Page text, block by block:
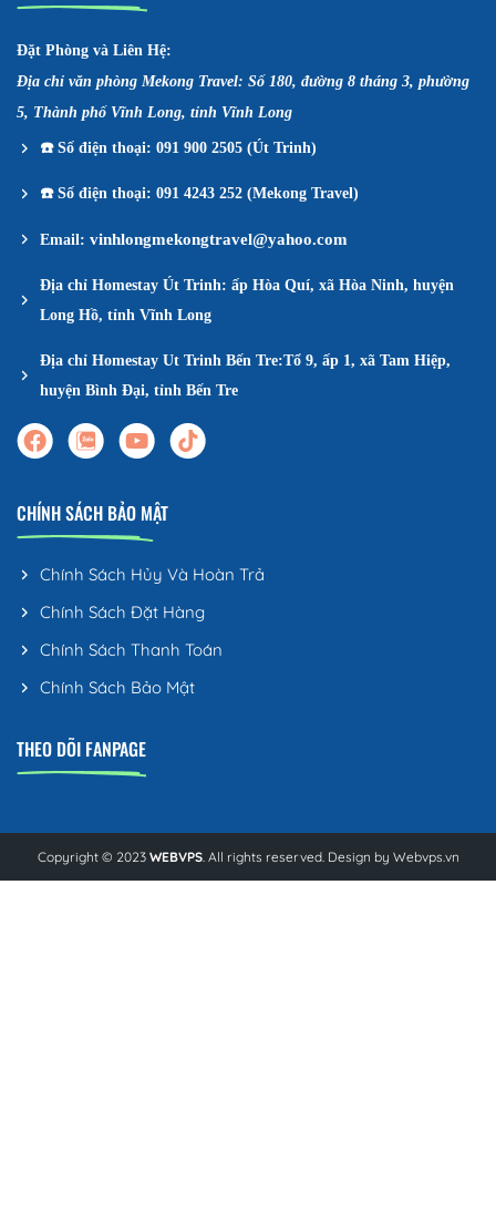
Đặt Phòng và Liên Hệ:
Địa chỉ văn phòng Mekong Travel: Số 180, đường 8 tháng 3, phường
5, Thành phố Vĩnh Long, tỉnh Vĩnh Long
☎️Số điện thoại: 091 900 2505 (Út Trinh)
☎️Số điện thoại: 091 4243 252 (Mekong Travel)
Email: vinhlongmekongtravel@yahoo.com
Địa chỉ Homestay Út Trinh: ấp Hòa Quí, xã Hòa Ninh, huyện
Long Hồ, tỉnh Vĩnh Long
Địa chỉ Homestay Ut Trinh Bến Tre:Tổ 9, ấp 1, xã Tam Hiệp,
huyện Bình Đại, tỉnh Bến Tre
CHÍNH SÁCH BẢO MẬT
Chính Sách Hủy Và Hoàn Trả
Chính Sách Đặt Hàng
Chính Sách Thanh Toán
Chính Sách Bảo Mật
THEO DÕI FANPAGE
Copyright © 2023 WEBVPS. All rights reserved. Design by Webvps.vn